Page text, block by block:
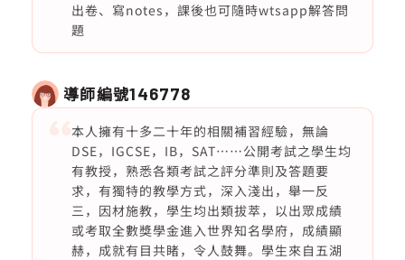
出卷、寫notes，課後也可隨時wtsapp解答問
題
導師編號146778
本人擁有十多二十年的相關補習經驗，無論
DSE，IGCSE，IB，SAT⋯⋯公開考試之學生均
有教授，熟悉各類考試之評分準則及答題要
求，有獨特的教學方式，深入淺出，舉一反
三，因材施教，學生均出類拔萃，以出眾成績
或考取全數獎學金進入世界知名學府，成績顯
赫，成就有目共睹，令人鼓舞。學生來自五湖